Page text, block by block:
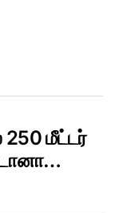
250 மீட்டர்